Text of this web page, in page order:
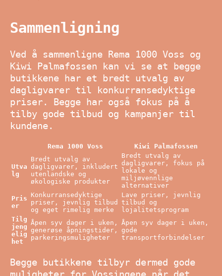
Sammenligning
Ved å sammenligne Rema 1000 Voss og
Kiwi Palmafossen kan vi se at begge
butikkene har et bredt utvalg av
dagligvarer til konkurransedyktige
priser. Begge har også fokus på å
tilby gode tilbud og kampanjer til
kundene.
Rema 1000 Voss Kiwi Palmafossen
Utva
lg
Bredt utvalg av
dagligvarer, inkludert
utenlandske og
økologiske produkter
Bredt utvalg av
dagligvarer, fokus på
lokale og
miljøvennlige
alternativer
Pris
er
Konkurransedyktige
priser, jevnlig tilbud
og eget rimelig merke
Lave priser, jevnlig
tilbud og
lojalitetsprogram
Tilg
jeng
elig
het
Åpen syv dager i uken,
generøse åpningstider,
parkeringsmuligheter
Åpen syv dager i uken,
gode
transportforbindelser
Begge butikkene tilbyr dermed gode